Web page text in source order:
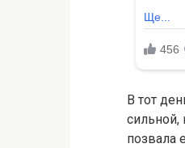
В тот
сильной,
позвала